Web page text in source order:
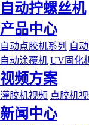
自动拧螺丝机
产品中心
自动点胶机系列 自
自动涂覆机 UV固化
视频方案
灌胶机视频 点胶机
新闻中心